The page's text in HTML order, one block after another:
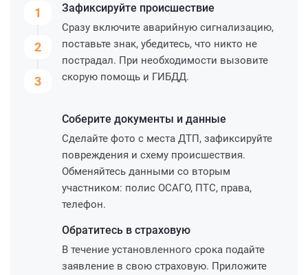
1
2
3
Зафиксируйте происшествие
Сразу включите аварийную сигнализацию,
поставьте знак, убедитесь, что никто не
пострадал. При необходимости вызовите
скорую помощь и ГИБДД.
Соберите документы и данные
Сделайте фото с места ДТП, зафиксируйте
повреждения и схему происшествия.
Обменяйтесь данными со вторым
участником: полис ОСАГО, ПТС, права,
телефон.
Обратитесь в страховую
В течение установленного срока подайте
заявление в свою страховую. Приложите